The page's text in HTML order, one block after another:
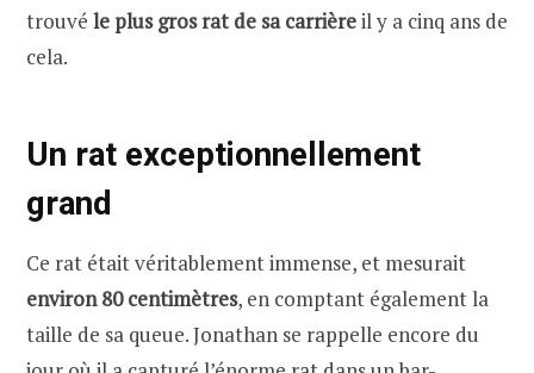
trouvé le plus gros rat de sa carrièreil y a cinq ans de
cela.
Un rat exceptionnellement
grand
Ce rat était véritablement immense, et mesurait
environ 80 centimètres, en comptant également la
taille de sa queue. Jonathan se rappelle encore du